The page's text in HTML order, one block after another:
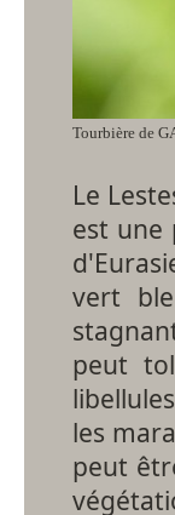
Tourbière de
Le
est une
vert
peut
les
peut